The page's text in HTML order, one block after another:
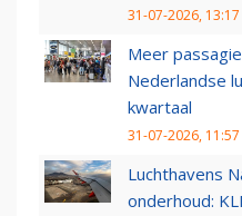
31-07-2026, 13:17
Meer
Nederlandse
kwartaal
31-07-2026, 11:57
Luchthavens
onderhoud: